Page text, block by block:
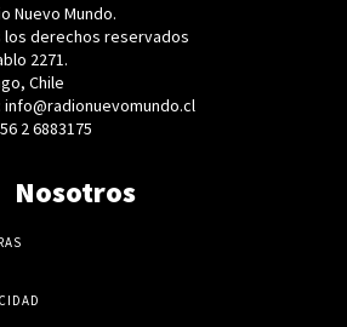
Nuevo Mundo.
los derechos reservados
2271.
Chile
info@radionuevomundo.cl
2 6883175
Nosotros